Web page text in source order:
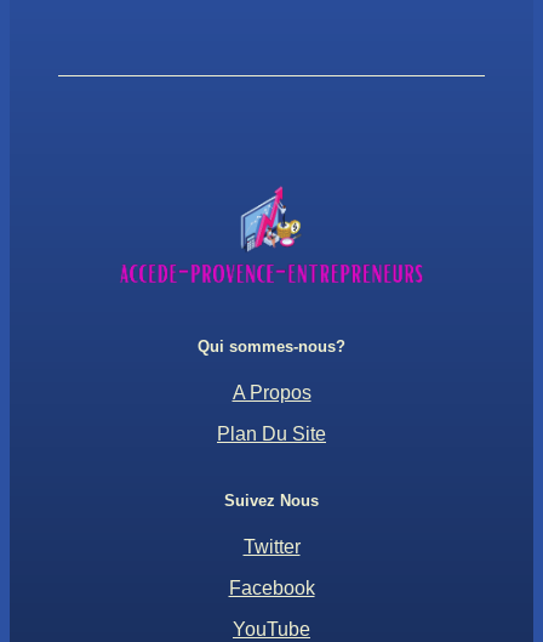
Qui sommes-nous?
A Propos
Plan Du Site
Suivez Nous
Twitter
Facebook
YouTube